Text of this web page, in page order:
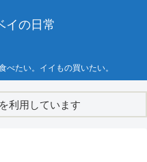
イの日常
べたい。イイもの買いたい。
利用しています